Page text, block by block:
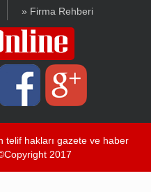
» Firma Rehberi
telif hakları gazete ve haber
2017